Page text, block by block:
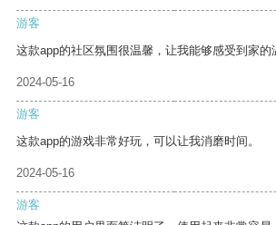
游客
这款app的社区氛围很温馨，让我能够感受到家的
2024-05-16
游客
这款app的游戏非常好玩，可以让我消磨时间。
2024-05-16
游客